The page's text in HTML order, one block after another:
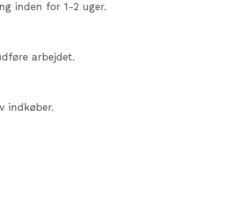
inden for 1-2 uger.
arbejdet.
indkøber.